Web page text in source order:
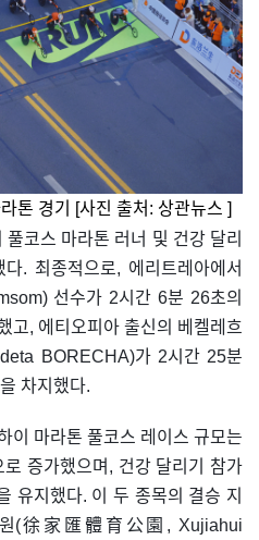
톤 경기 [사진 출처: 상관뉴스 ]
코스 마라톤 러너 및 건강 달리
. 최종적으로, 에리트레아에서
선수가 2시간 6분 26초의
고, 에티오피아 출신의 베켈레흐
BORECHA)가 2시간 25분
차지했다.
이 마라톤 풀코스 레이스 규모는
증가했으며, 건강 달리기 참가
유지했다. 이 두 종목의 결승 지
원(徐家匯體育公園, Xujiahui